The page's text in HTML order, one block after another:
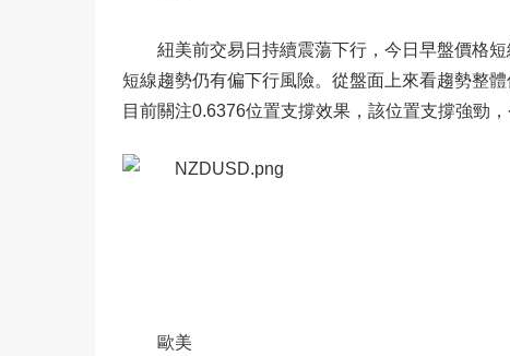
紐美前交易日持續震蕩下行，今日早盤價格
短線趨勢仍有偏下行風險。從盤面上來看趨勢整
目前關注0.6376位置支撐效果，該位置支撐強勁
歐美